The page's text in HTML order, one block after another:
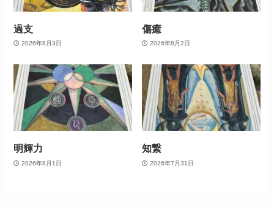
過支
2026年8月3日
傷癒
2026年8月2日
明輝力
2026年8月1日
知繋
2026年7月31日